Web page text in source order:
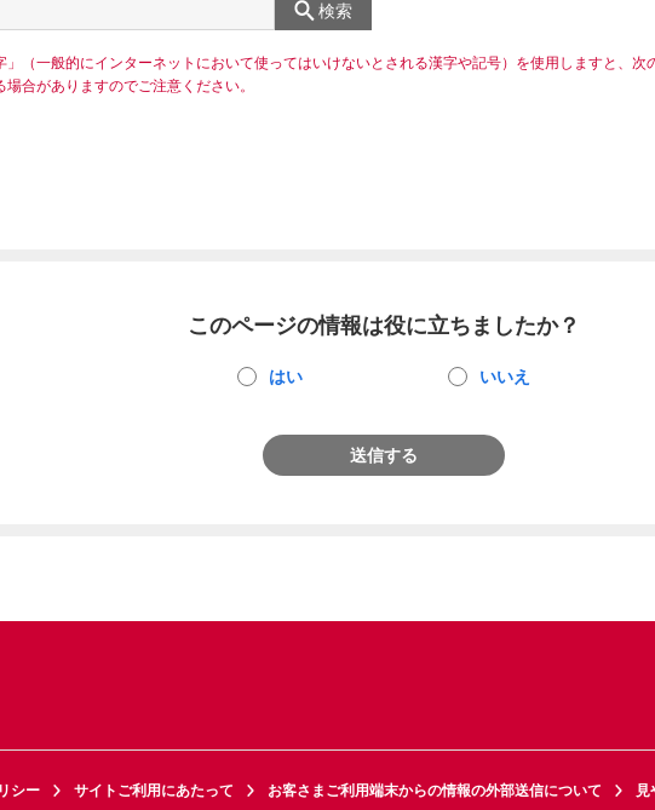
検索
」（一般的にインターネットにおいて使ってはいけないとされる漢字や記号）を使用しますと、次
合がありますのでご注意ください。
このページの情報は役に立ちましたか？
はい いいえ
送信する
シー サイトご利用にあたって お客さまご利用端末からの情報の外部送信について 見